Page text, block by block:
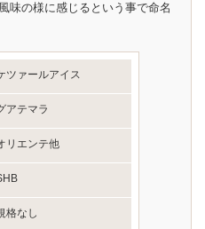
味の様に感じるという事で命名
ツァールアイス
アテマラ
リエンテ他
格なし